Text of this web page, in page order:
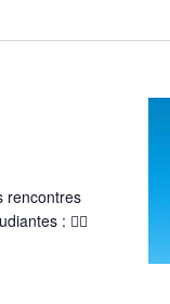
rencontres
: 🏃‍♂️